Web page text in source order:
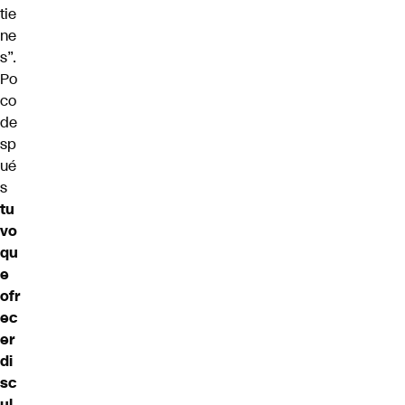
tie
ne
s”.
Po
co
de
sp
ué
s
tu
vo
qu
e
ofr
ec
er
di
sc